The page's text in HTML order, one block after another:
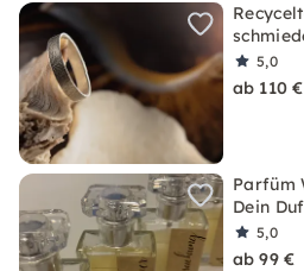
5,0
ab 110 €
Parfüm
Dein
5,0
ab 99 €